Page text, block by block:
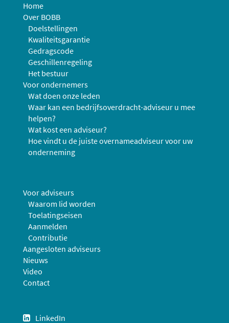
Home
Over BOBB
Doelstellingen
Kwaliteitsgarantie
Gedragscode
Geschillenregeling
Het bestuur
Voor ondernemers
Wat doen onze leden
Waar kan een bedrijfsoverdracht-adviseur u mee
helpen?
Wat kost een adviseur?
Hoe vindt u de juiste overnameadviseur voor uw
onderneming
Voor adviseurs
Waarom lid worden
Toelatingseisen
Aanmelden
Contributie
Aangesloten adviseurs
Nieuws
Video
Contact
LinkedIn